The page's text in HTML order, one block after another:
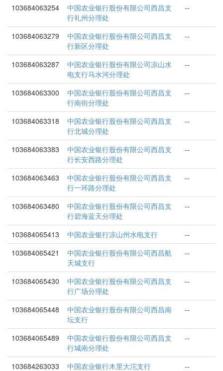
103684063254
中国农业银行股份有限公司西昌支
行礼州分理处
--
103684063279
中国农业银行股份有限公司西昌支
行新区分理处
--
103684063287
中国农业银行股份有限公司凉山水
电支行马水河分理处
--
103684063300
中国农业银行股份有限公司西昌支
行南街分理处
--
103684063318
中国农业银行股份有限公司西昌支
行北城分理处
--
103684063383
中国农业银行股份有限公司西昌支
行长安西路分理处
--
103684063463
中国农业银行股份有限公司西昌支
行一环路分理处
--
103684063480
中国农业银行股份有限公司西昌支
行碧海蓝天分理处
--
103684065413 中国农业银行凉山州水电支行
--
103684065421
中国农业银行股份有限公司西昌航
天城支行
--
103684065430
中国农业银行股份有限公司西昌支
行广场分理处
--
103684065448
中国农业银行股份有限公司西昌南
坛支行
--
103684065489
中国农业银行股份有限公司西昌支
行城南分理处
--
103684263033 中国农业银行木里大沱支行 --